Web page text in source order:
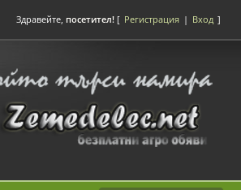
Здравейте, посетител! [ Регистрация | Вход ]